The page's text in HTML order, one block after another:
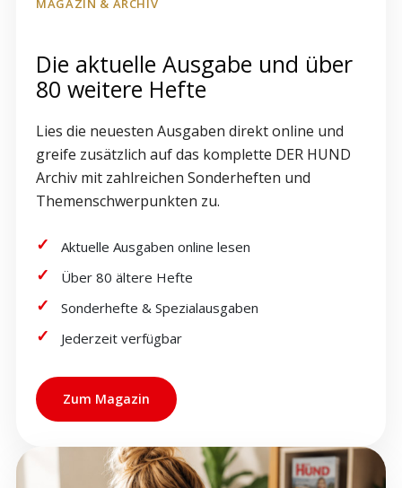
MAGAZIN & ARCHIV
Die aktuelle Ausgabe und über
80 weitere Hefte
Lies die neuesten Ausgaben direkt online und
greife zusätzlich auf das komplette DER HUND
Archiv mit zahlreichen Sonderheften und
Themenschwerpunkten zu.
Aktuelle Ausgaben online lesen
Über 80 ältere Hefte
Sonderhefte & Spezialausgaben
Jederzeit verfügbar
Zum Magazin